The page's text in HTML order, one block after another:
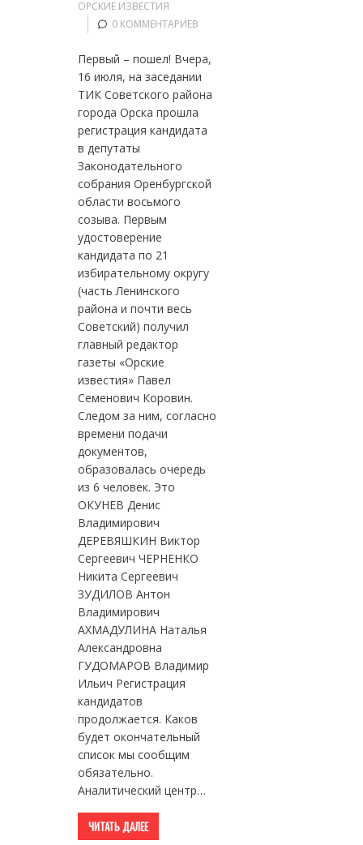
ОРСКИЕ ИЗВЕСТИЯ
0 КОММЕНТАРИЕВ
Первый – пошел! Вчера,
16 июля, на заседании
ТИК Советского района
города Орска прошла
регистрация кандидата
в депутаты
Законодательного
собрания Оренбургской
области восьмого
созыва. Первым
удостоверение
кандидата по 21
избирательному округу
(часть Ленинского
района и почти весь
Советский) получил
главный редактор
газеты «Орские
известия» Павел
Семенович Коровин.
Следом за ним, согласно
времени подачи
документов,
образовалась очередь
из 6 человек. Это
ОКУНЕВ Денис
Владимирович
ДЕРЕВЯШКИН Виктор
Сергеевич ЧЕРНЕНКО
Никита Сергеевич
ЗУДИЛОВ Антон
Владимирович
АХМАДУЛИНА Наталья
Александровна
ГУДОМАРОВ Владимир
Ильич Регистрация
кандидатов
продолжается. Каков
будет окончательный
список мы сообщим
обязательно.
Аналитический центр…
ЧИТАТЬ ДАЛЕЕ